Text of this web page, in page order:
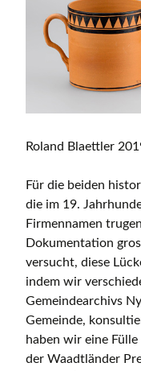
Roland Blaettler
Für die beiden
die im 19.
Firmennamen
Dokumentation
versucht, diese
indem wir
Gemeindearchivs
Gemeinde,
haben wir eine
der Waadtländer